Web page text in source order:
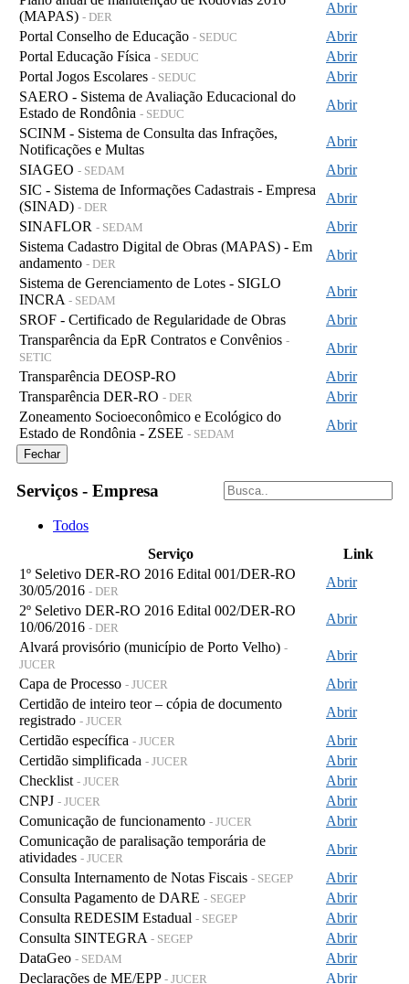
(MAPAS) - DER
Abrir
Portal Conselho de Educação - SEDUC
Abrir
Portal Educação Física - SEDUC
Abrir
Portal Jogos Escolares - SEDUC
Abrir
SAERO - Sistema de Avaliação Educacional do
Estado de Rondônia - SEDUC
Abrir
SCINM - Sistema de Consulta das Infrações,
Notificações e Multas
Abrir
SIAGEO - SEDAM
Abrir
SIC - Sistema de Informações Cadastrais - Empresa
(SINAD) - DER
Abrir
SINAFLOR - SEDAM
Abrir
Sistema Cadastro Digital de Obras (MAPAS) - Em
andamento - DER
Abrir
Sistema de Gerenciamento de Lotes - SIGLO
INCRA - SEDAM
Abrir
SROF - Certificado de Regularidade de Obras
Abrir
Transparência da EpR Contratos e Convênios -
SETIC
Abrir
Transparência DEOSP-RO
Abrir
Transparência DER-RO - DER
Abrir
Zoneamento Socioeconômico e Ecológico do
Estado de Rondônia - ZSEE - SEDAM
Abrir
Fechar
Serviços - Empresa
Todos
Serviço
Link
1º Seletivo DER-RO 2016 Edital 001/DER-RO
30/05/2016 - DER
Abrir
2º Seletivo DER-RO 2016 Edital 002/DER-RO
10/06/2016 - DER
Abrir
Alvará provisório (município de Porto Velho) -
JUCER
Abrir
Capa de Processo - JUCER
Abrir
Certidão de inteiro teor – cópia de documento
registrado - JUCER
Abrir
Certidão específica - JUCER
Abrir
Certidão simplificada - JUCER
Abrir
Checklist - JUCER
Abrir
CNPJ - JUCER
Abrir
Comunicação de funcionamento - JUCER
Abrir
Comunicação de paralisação temporária de
atividades - JUCER
Abrir
Consulta Internamento de Notas Fiscais - SEGEP
Abrir
Consulta Pagamento de DARE - SEGEP
Abrir
Consulta REDESIM Estadual - SEGEP
Abrir
Consulta SINTEGRA - SEGEP
Abrir
DataGeo - SEDAM
Abrir
Declarações de ME/EPP - JUCER Abrir